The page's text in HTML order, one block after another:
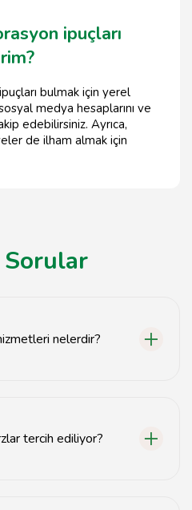
ipuçları
bulmak için yerel
medya hesaplarını ve
edebilirsiniz. Ayrıca,
de ilham almak için
Sorular
nelerdir?
tercih ediliyor?